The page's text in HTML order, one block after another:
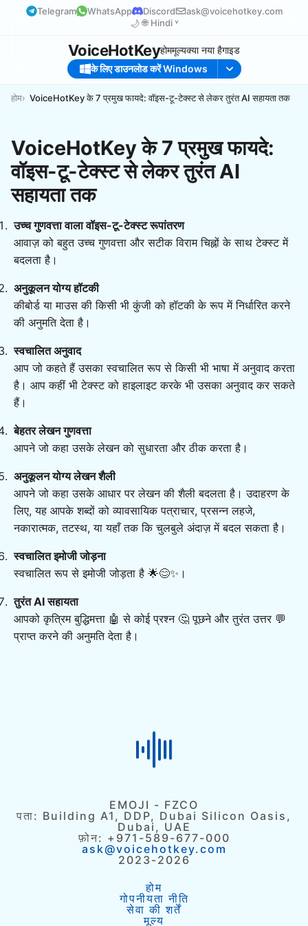
Telegram WhatsApp Discord ask@voicehotkey.com
🌙 🌐 Hindi ˅
VoiceHotKeyहोममूल्यक्या नया हैगाइड
के लिए डाउनलोड करें Windows
होम VoiceHotKey के 7 प्रमुख फायदे: वॉइस-टू-टेक्स्ट से लेकर तुरंत AI सहायता तक
VoiceHotKey के 7 प्रमुख फायदे:
वॉइस-टू-टेक्स्ट से लेकर तुरंत AI
सहायता तक
उच्च गुणवत्ता वाला वॉइस-टू-टेक्स्ट रूपांतरण
आवाज़ को बहुत उच्च गुणवत्ता और सटीक विराम चिह्नों के साथ टेक्स्ट में
बदलता है।
अनुकूलन योग्य हॉटकी
कीबोर्ड या माउस की किसी भी कुंजी को हॉटकी के रूप में निर्धारित करने
की अनुमति देता है।
स्वचालित अनुवाद
आप जो कहते हैं उसका स्वचालित रूप से किसी भी भाषा में अनुवाद करता
है। आप कहीं भी टेक्स्ट को हाइलाइट करके भी उसका अनुवाद कर सकते
हैं।
बेहतर लेखन गुणवत्ता
आपने जो कहा उसके लेखन को सुधारता और ठीक करता है।
अनुकूलन योग्य लेखन शैली
आपने जो कहा उसके आधार पर लेखन की शैली बदलता है। उदाहरण के
लिए, यह आपके शब्दों को व्यावसायिक पत्राचार, प्रसन्न लहजे,
नकारात्मक, तटस्थ, या यहाँ तक कि चुलबुले अंदाज़ में बदल सकता है।
स्वचालित इमोजी जोड़ना
स्वचालित रूप से इमोजी जोड़ता है 🌟😊✨।
तुरंत AI सहायता
आपको कृत्रिम बुद्धिमत्ता 🤖 से कोई प्रश्न 🤔 पूछने और तुरंत उत्तर 💬
प्राप्त करने की अनुमति देता है।
EMOJI - FZCO
पता: Building A1, DDP, Dubai Silicon Oasis,
Dubai, UAE
फ़ोन: +971-589-677-000
ask@voicehotkey.com
2023-2026
होम
गोपनीयता नीति
सेवा की शर्तें
मूल्य